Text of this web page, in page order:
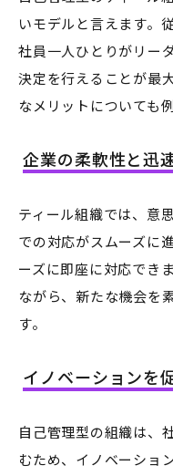
いモデルと言えます。
社員一人ひとりがリー
決定を行えることが最
なメリットについても
企業の柔軟性と迅
ティール組織では、意
での対応がスムーズに
ーズに即座に対応でき
ながら、新たな機会を
す。
イノベーションを
自己管理型の組織は、
むため、イノベーショ